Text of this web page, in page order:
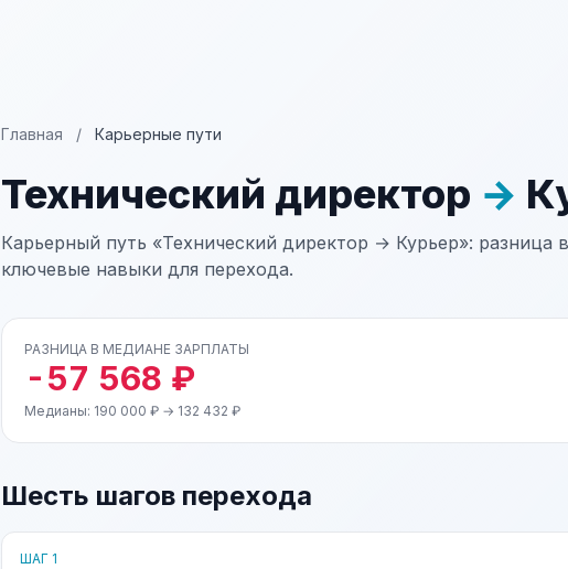
Главная / Карьерные пути
Технический директор →
Карьерный путь «Технический директор → Курьер»: разница
ключевые навыки для перехода.
РАЗНИЦА В МЕДИАНЕ ЗАРПЛАТЫ
-57 568 ₽
Медианы: 190 000 ₽ → 132 432 ₽
Шесть шагов перехода
ШАГ 1